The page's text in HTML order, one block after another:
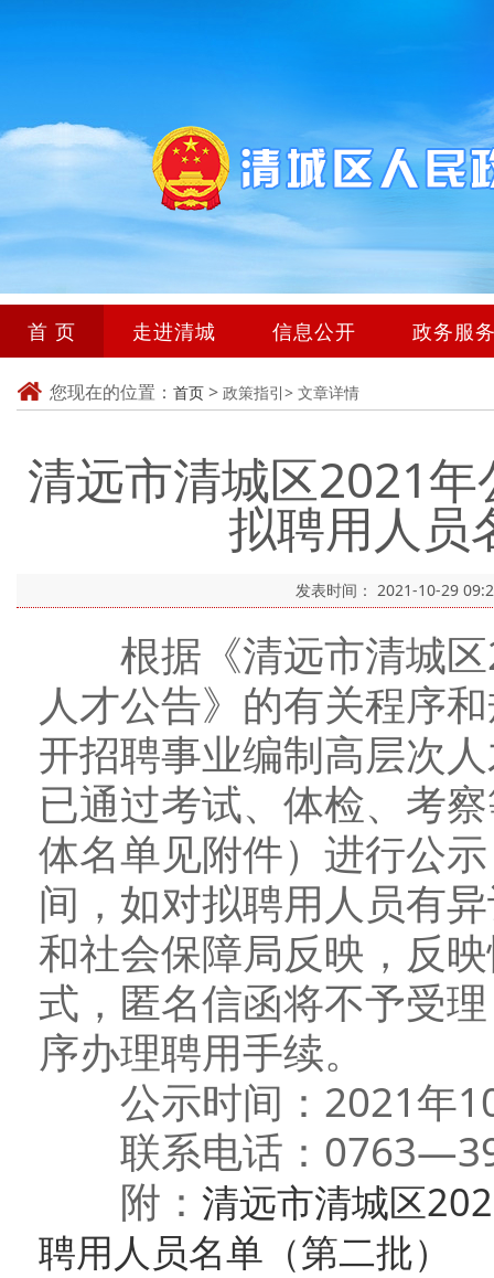
首 页 走进清城 信息公开 政务服
您现在的位置： 首页 > 政策指引> 文章详情
清远市清城区2021
拟聘用人员
发表时间： 2021-10-29
根据《清远市清城区
人才公告》的有关程序
开招聘事业编制高层次
已通过考试、体检、考
体名单见附件）进行公
间，如对拟聘用人员有
和社会保障局反映，反
式，匿名信函将不予受
序办理聘用手续。
公示时间：2021年
联系电话：
附： 清远市清城区
聘用人员名单（第二批）